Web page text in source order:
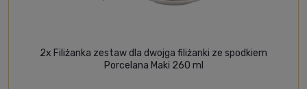
2x Filiżanka zestaw dla dwojga filiżanki ze spodkiem
Porcelana Maki 260 ml